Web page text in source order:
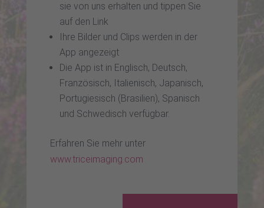
sie von uns erhalten und tippen Sie
auf den Link
Ihre Bilder und Clips werden in der
App angezeigt
Die App ist in Englisch, Deutsch,
Französisch, Italienisch, Japanisch,
Portugiesisch (Brasilien), Spanisch
und Schwedisch verfügbar.
Erfahren Sie mehr unter
www.triceimaging.com